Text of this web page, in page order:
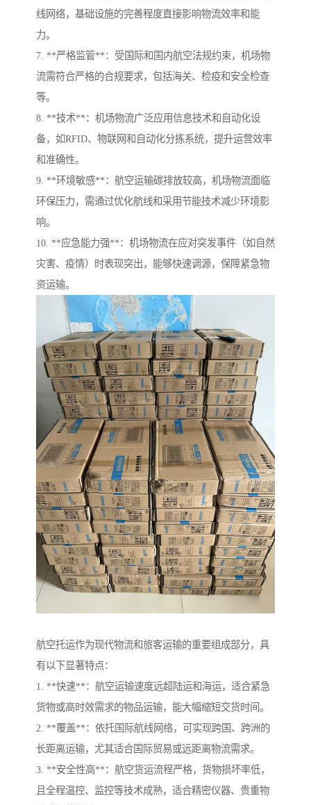
线网络，基础设施的完善程度直接影响物流效率和能
力。
7. **严格监管**：受国际和国内航空法规约束，机场物
流需符合严格的合规要求，包括海关、检疫和安全检查
等。
8. **技术**：机场物流广泛应用信息技术和自动化设
备，如RFID、物联网和自动化分拣系统，提升运营效率
和准确性。
9. **环境敏感**：航空运输碳排放较高，机场物流面临
环保压力，需通过优化航线和采用节能技术减少环境影
响。
10. **应急能力强**：机场物流在应对突发事件（如自然
灾害、疫情）时表现突出，能够快速调源，保障紧急物
资运输。
航空托运作为现代物流和旅客运输的重要组成部分，具
有以下显著特点：
1. **快速**：航空运输速度远超陆运和海运，适合紧急
货物或高时效需求的物品运输，能大幅缩短交货时间。
2. **覆盖**：依托国际航线网络，可实现跨国、跨洲的
长距离运输，尤其适合国际贸易或远距离物流需求。
3. **安全性高**：航空货运流程严格，货物损坏率低，
且全程温控、监控等技术成熟，适合精密仪器、贵重物